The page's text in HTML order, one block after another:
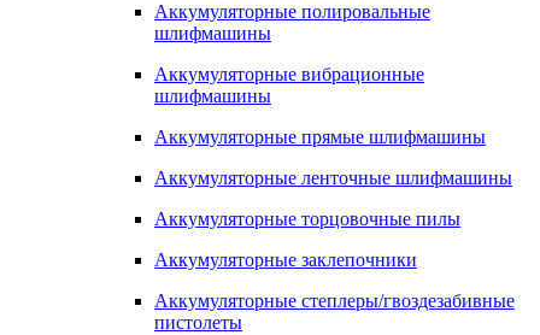
Аккумуляторные полировальные
шлифмашины
Аккумуляторные вибрационные
шлифмашины
Аккумуляторные прямые шлифмашины
Аккумуляторные ленточные шлифмашины
Аккумуляторные торцовочные пилы
Аккумуляторные заклепочники
Аккумуляторные степлеры/гвоздезабивные
пистолеты